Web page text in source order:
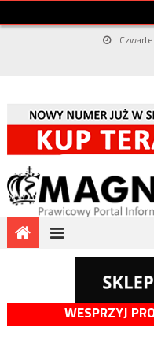
WESPRZYJ